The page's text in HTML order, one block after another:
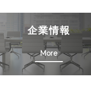
企業情報
More